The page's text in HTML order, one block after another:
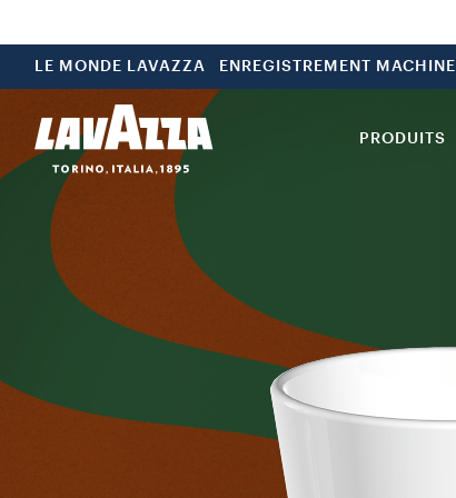
LE MONDE LAVAZZA ENREGISTREMENT MACHINE
PRODUITS